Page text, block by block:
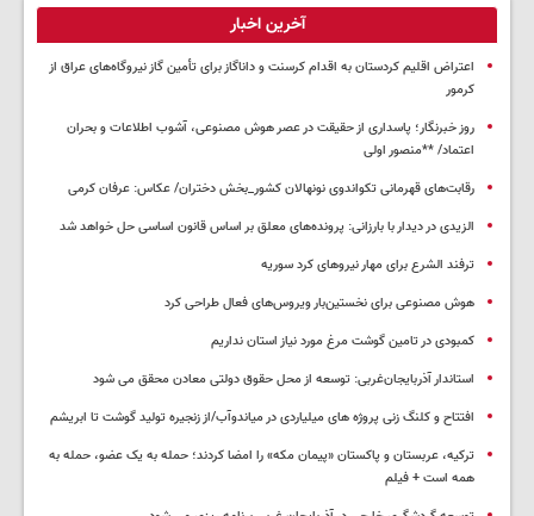
آخرین اخبار
اعتراض اقلیم کردستان به اقدام کرسنت و داناگاز برای تأمین گاز نیروگاه‌های عراق از
کرمور
روز خبرنگار؛ پاسداری از حقیقت در عصر هوش مصنوعی، آشوب اطلاعات و بحران
اعتماد/ **منصور اولی
رقابت‌های قهرمانی تکواندوی نونهالان کشور_بخش دختران/ عکاس: عرفان کرمی
الزیدی در دیدار با بارزانی: پرونده‌های معلق بر اساس قانون اساسی حل خواهد شد
ترفند الشرع برای مهار نیروهای کرد سوریه
هوش مصنوعی برای نخستین‌بار ویروس‌های فعال طراحی کرد
کمبودی در تامین گوشت مرغ مورد نیاز استان نداریم
استاندار آذربایجان‌غربی: توسعه از محل حقوق دولتی معادن محقق می شود
افتتاح و کلنگ زنی پروژه های میلیاردی در میاندوآب/از زنجیره تولید گوشت تا ابریشم
ترکیه، عربستان و پاکستان «پیمان مکه» را امضا کردند؛ حمله به یک عضو، حمله به
همه است + فیلم